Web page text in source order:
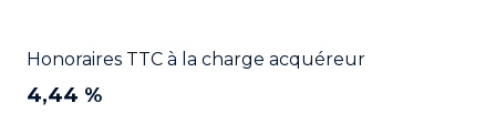
Honoraires TTC à la charge acquéreur
4,44 %